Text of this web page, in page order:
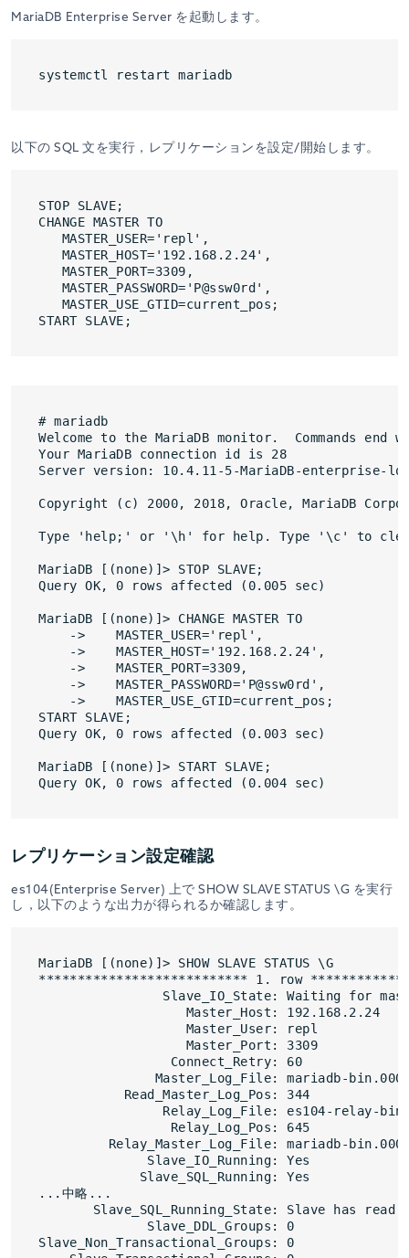
MariaDB Enterprise Server を起動します。
以下の SQL 文を実行，レプリケーションを設定/開始します。
STOP SLAVE;
CHANGE MASTER TO
   MASTER_USER='repl',
   MASTER_HOST='192.168.2.24',
   MASTER_PORT=3309,
   MASTER_PASSWORD='P@ssw0rd',
   MASTER_USE_GTID=current_pos;
# mariadb
Welcome to the MariaDB monitor.  Commands
Your MariaDB connection id is 28
Server version: 10.4.11-5-MariaDB-enterprise-
Copyright (c) 2000, 2018, Oracle, MariaDB
Type 'help;' or '\h' for help. Type '\c' to
MariaDB [(none)]> STOP SLAVE;
Query OK, 0 rows affected (0.005 sec)
MariaDB [(none)]> CHANGE MASTER TO
    ->    MASTER_USER='repl',
    ->    MASTER_HOST='192.168.2.24',
    ->    MASTER_PORT=3309,
    ->    MASTER_PASSWORD='P@ssw0rd',
    ->    MASTER_USE_GTID=current_pos;
START SLAVE;
Query OK, 0 rows affected (0.003 sec)
MariaDB [(none)]> START SLAVE;
レプリケーション設定確認
es104(Enterprise Server) 上で SHOW SLAVE STATUS \G を実行
し，以下のような出力が得られるか確認します。
MariaDB [(none)]> SHOW SLAVE STATUS \G
*************************** 1. row
Slave_IO_State: Waiting for
                   Master_Host: 192.168.2.24
                   Master_User: repl
                   Master_Port: 3309
                 Connect_Retry: 60
Master_Log_File: mariadb-
           Read_Master_Log_Pos: 344
Relay_Log_File: es104-relay-
                 Relay_Log_Pos: 645
Relay_Master_Log_File: mariadb-
              Slave_IO_Running: Yes
             Slave_SQL_Running: Yes
...中略...
Slave_SQL_Running_State: Slave has read
              Slave_DDL_Groups: 0
Slave_Non_Transactional_Groups: 0